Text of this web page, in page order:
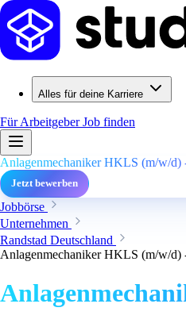
Alles für deine Karriere
Für ArbeitgeberJob finden
Anlagenmechaniker HKLS (m/w/d)
Jetzt bewerben
Jobbörse
Unternehmen
Randstad Deutschland
Anlagenmechaniker HKLS (m/w/d)